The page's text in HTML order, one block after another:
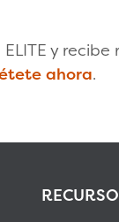
y
ahora.